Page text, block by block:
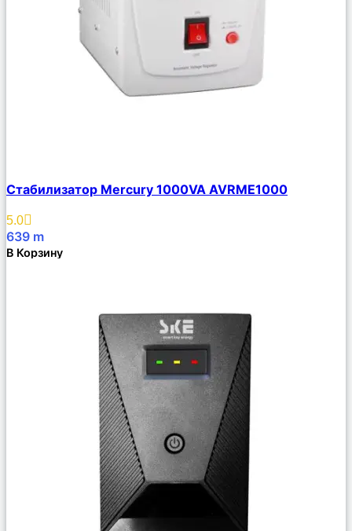
Описание
Избранное
Стабилизатор Mercury 1000VA AVRME1000
5.0
639 m
В Корзину